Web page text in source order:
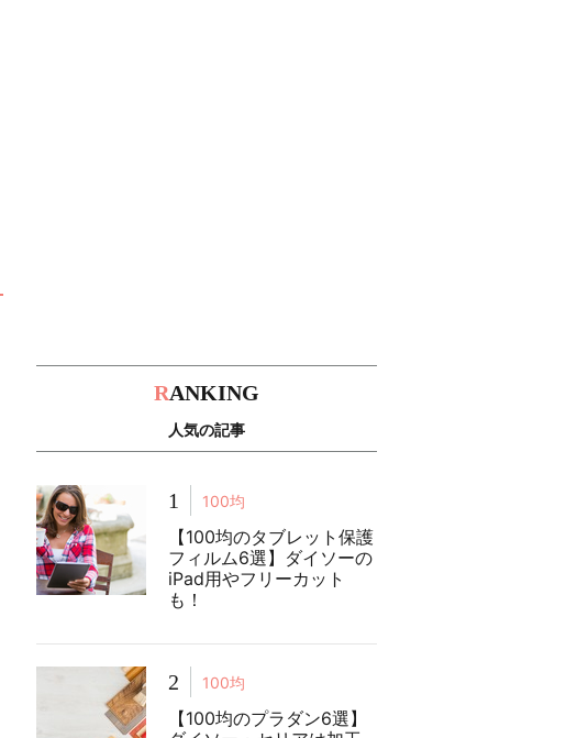
RANKING
人気の記事
1 100均
【100均のタブレット保護
フィルム6選】ダイソーの
iPad用やフリーカット
も！
2 100均
【100均のプラダン6選】